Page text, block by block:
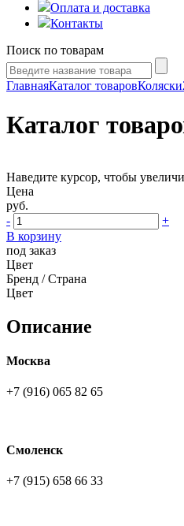
Оплата и доставка
Контакты
Поиск по товарам
ГлавнаяКаталог товаровКоляски
Каталог
Наведите курсор, чтобы
Цена
руб.
-
+
В корзину
под заказ
Цвет
Бренд / Страна
Цвет
Описание
Москва
+7 (916) 065 82 65
Смоленск
+7 (915) 658 66 33